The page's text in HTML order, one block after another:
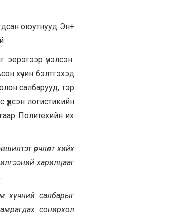
оюутнууд Эн+
үнэлсэн.
хүчин бэлтгэхэд
салбарууд, тэр
үүдсэн логистикийн
Политехийн их
өөрчлөлт хийх
харилцааг
хүчний салбарыг
сонирхол